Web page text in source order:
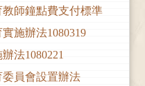
師鐘點費支付標準
施辦法1080319
法1080221
員會設置辦法